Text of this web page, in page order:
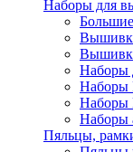
Наборы для
Наборы
Наборы
Наборы
Наборы
Пяльцы,